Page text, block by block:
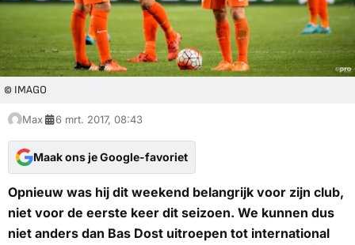
© IMAGO
Max 6 mrt. 2017, 08:43
Maak ons je Google-favoriet
Opnieuw was hij dit weekend belangrijk voor zijn club,
niet voor de eerste keer dit seizoen. We kunnen dus
niet anders dan Bas Dost uitroepen tot international